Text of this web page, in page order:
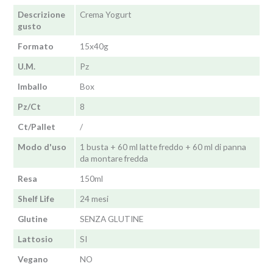
Descrizione
gusto
Crema Yogurt
Formato
15x40g
U.M.
Pz
Imballo
Box
Pz/Ct
8
Ct/Pallet
/
Modo d'uso
1 busta + 60 ml latte freddo + 60 ml di panna
da montare fredda
Resa
150ml
Shelf Life
24 mesi
Glutine
SENZA GLUTINE
Lattosio
SI
Vegano
NO